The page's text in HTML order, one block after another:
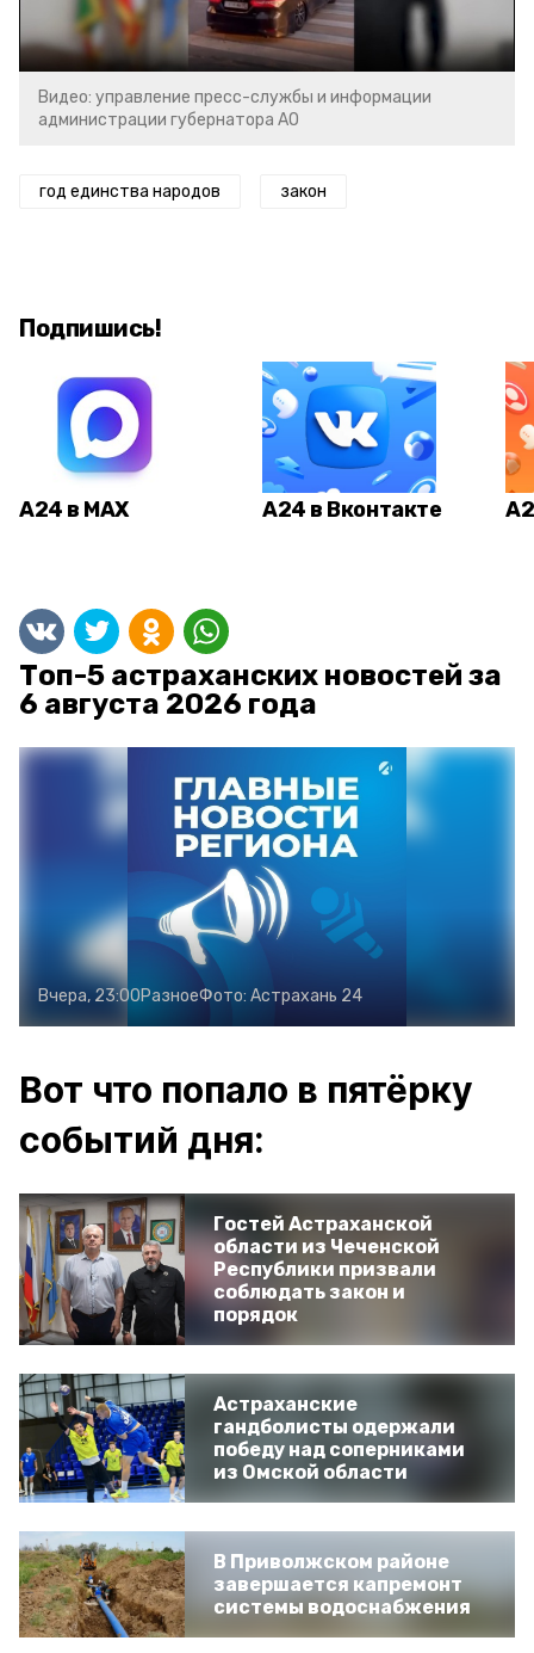
Video
Видео: управление пресс-службы и информации
администрации губернатора АО
год единства народов закон
Подпишись!
А24 в MAX А24 в Вконтакте
Топ-5 астраханских новостей за
6 августа 2026 года
Вчера, 23:00РазноеФото: Астрахань 24
Вот что попало в пятёрку
событий дня:
Гостей Астраханской
области из Чеченской
Республики призвали
соблюдать закон и
порядок
Астраханские
гандболисты одержали
победу над соперниками
из Омской области
В Приволжском районе
завершается капремонт
системы водоснабжения